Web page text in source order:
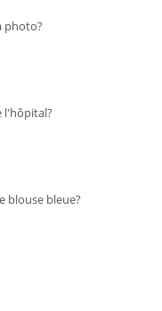
photo?
l'hôpital?
blouse bleue?